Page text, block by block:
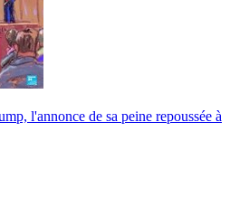
l'annonce de sa peine repoussée à